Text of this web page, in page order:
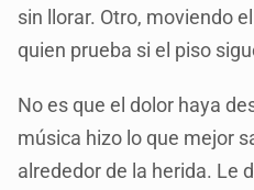
sin llorar. Otro, moviendo
quien prueba si el piso
No es que el dolor haya
música hizo lo que mejor
alrededor de la herida. Le